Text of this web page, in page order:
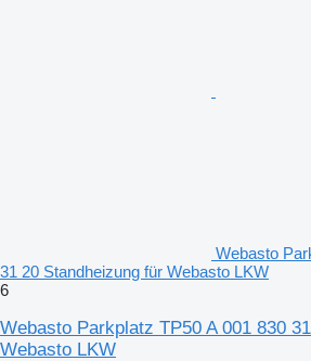
Webasto
31 20 Standheizung für Webasto LKW
6
Webasto Parkplatz TP50 A 001 830
Webasto LKW